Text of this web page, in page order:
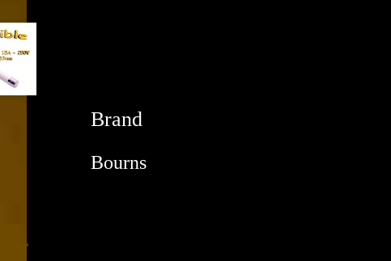
Brand
Bourns